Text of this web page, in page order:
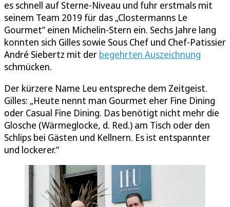
es schnell auf Sterne-Niveau und fuhr erstmals mit
seinem Team 2019 für das „Clostermanns Le
Gourmet“ einen Michelin-Stern ein. Sechs Jahre lang
konnten sich Gilles sowie Sous Chef und Chef-Patissier
André Siebertz mit der begehrten Auszeichnung
schmücken.
Der kürzere Name Leu entspreche dem Zeitgeist.
Gilles: „Heute nennt man Gourmet eher Fine Dining
oder Casual Fine Dining. Das benötigt nicht mehr die
Glosche (Wärmeglocke, d. Red.) am Tisch oder den
Schlips bei Gästen und Kellnern. Es ist entspannter
und lockerer.“